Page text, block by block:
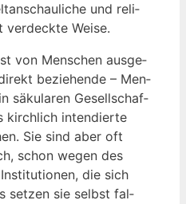
und reli­
Weise.
von Men­schen aus­ge­
bezie­hen­de – Men­
säku­la­ren Gesell­schaf­
kirch­lich inten­dier­te
Sie sind aber oft
schon wegen des
die sich
set­zen sie selbst fal­